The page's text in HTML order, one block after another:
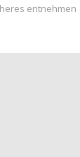
entnehmen